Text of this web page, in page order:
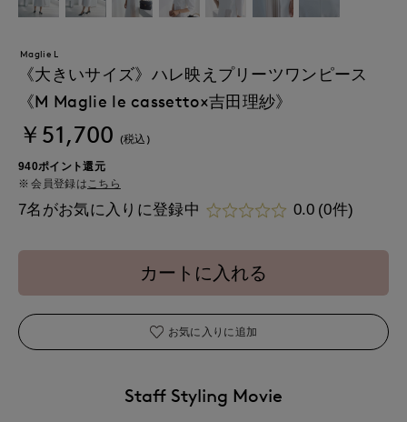
Maglie L
《大きいサイズ》ハレ映えプリーツワンピース
《M Maglie le cassetto×吉田理紗》
￥51,700 (税込)
940ポイント還元
会員登録は こちら
7名がお気に入りに登録中 0.0 (0件)
カートに入れる
お気に入りに追加
Staff Styling Movie